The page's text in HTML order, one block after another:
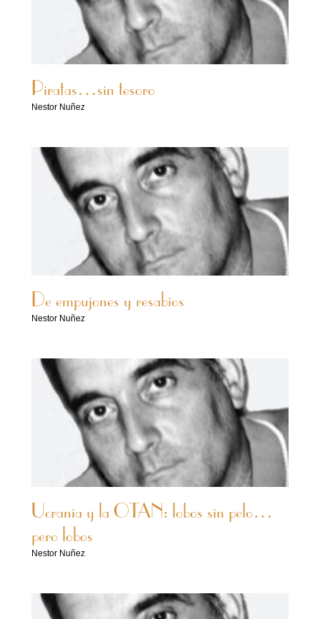
Piratas…sin tesoro
Nestor Nuñez
De empujones y resabios
Nestor Nuñez
Ucrania y la OTAN: lobos sin pelo…
pero lobos
Nestor Nuñez